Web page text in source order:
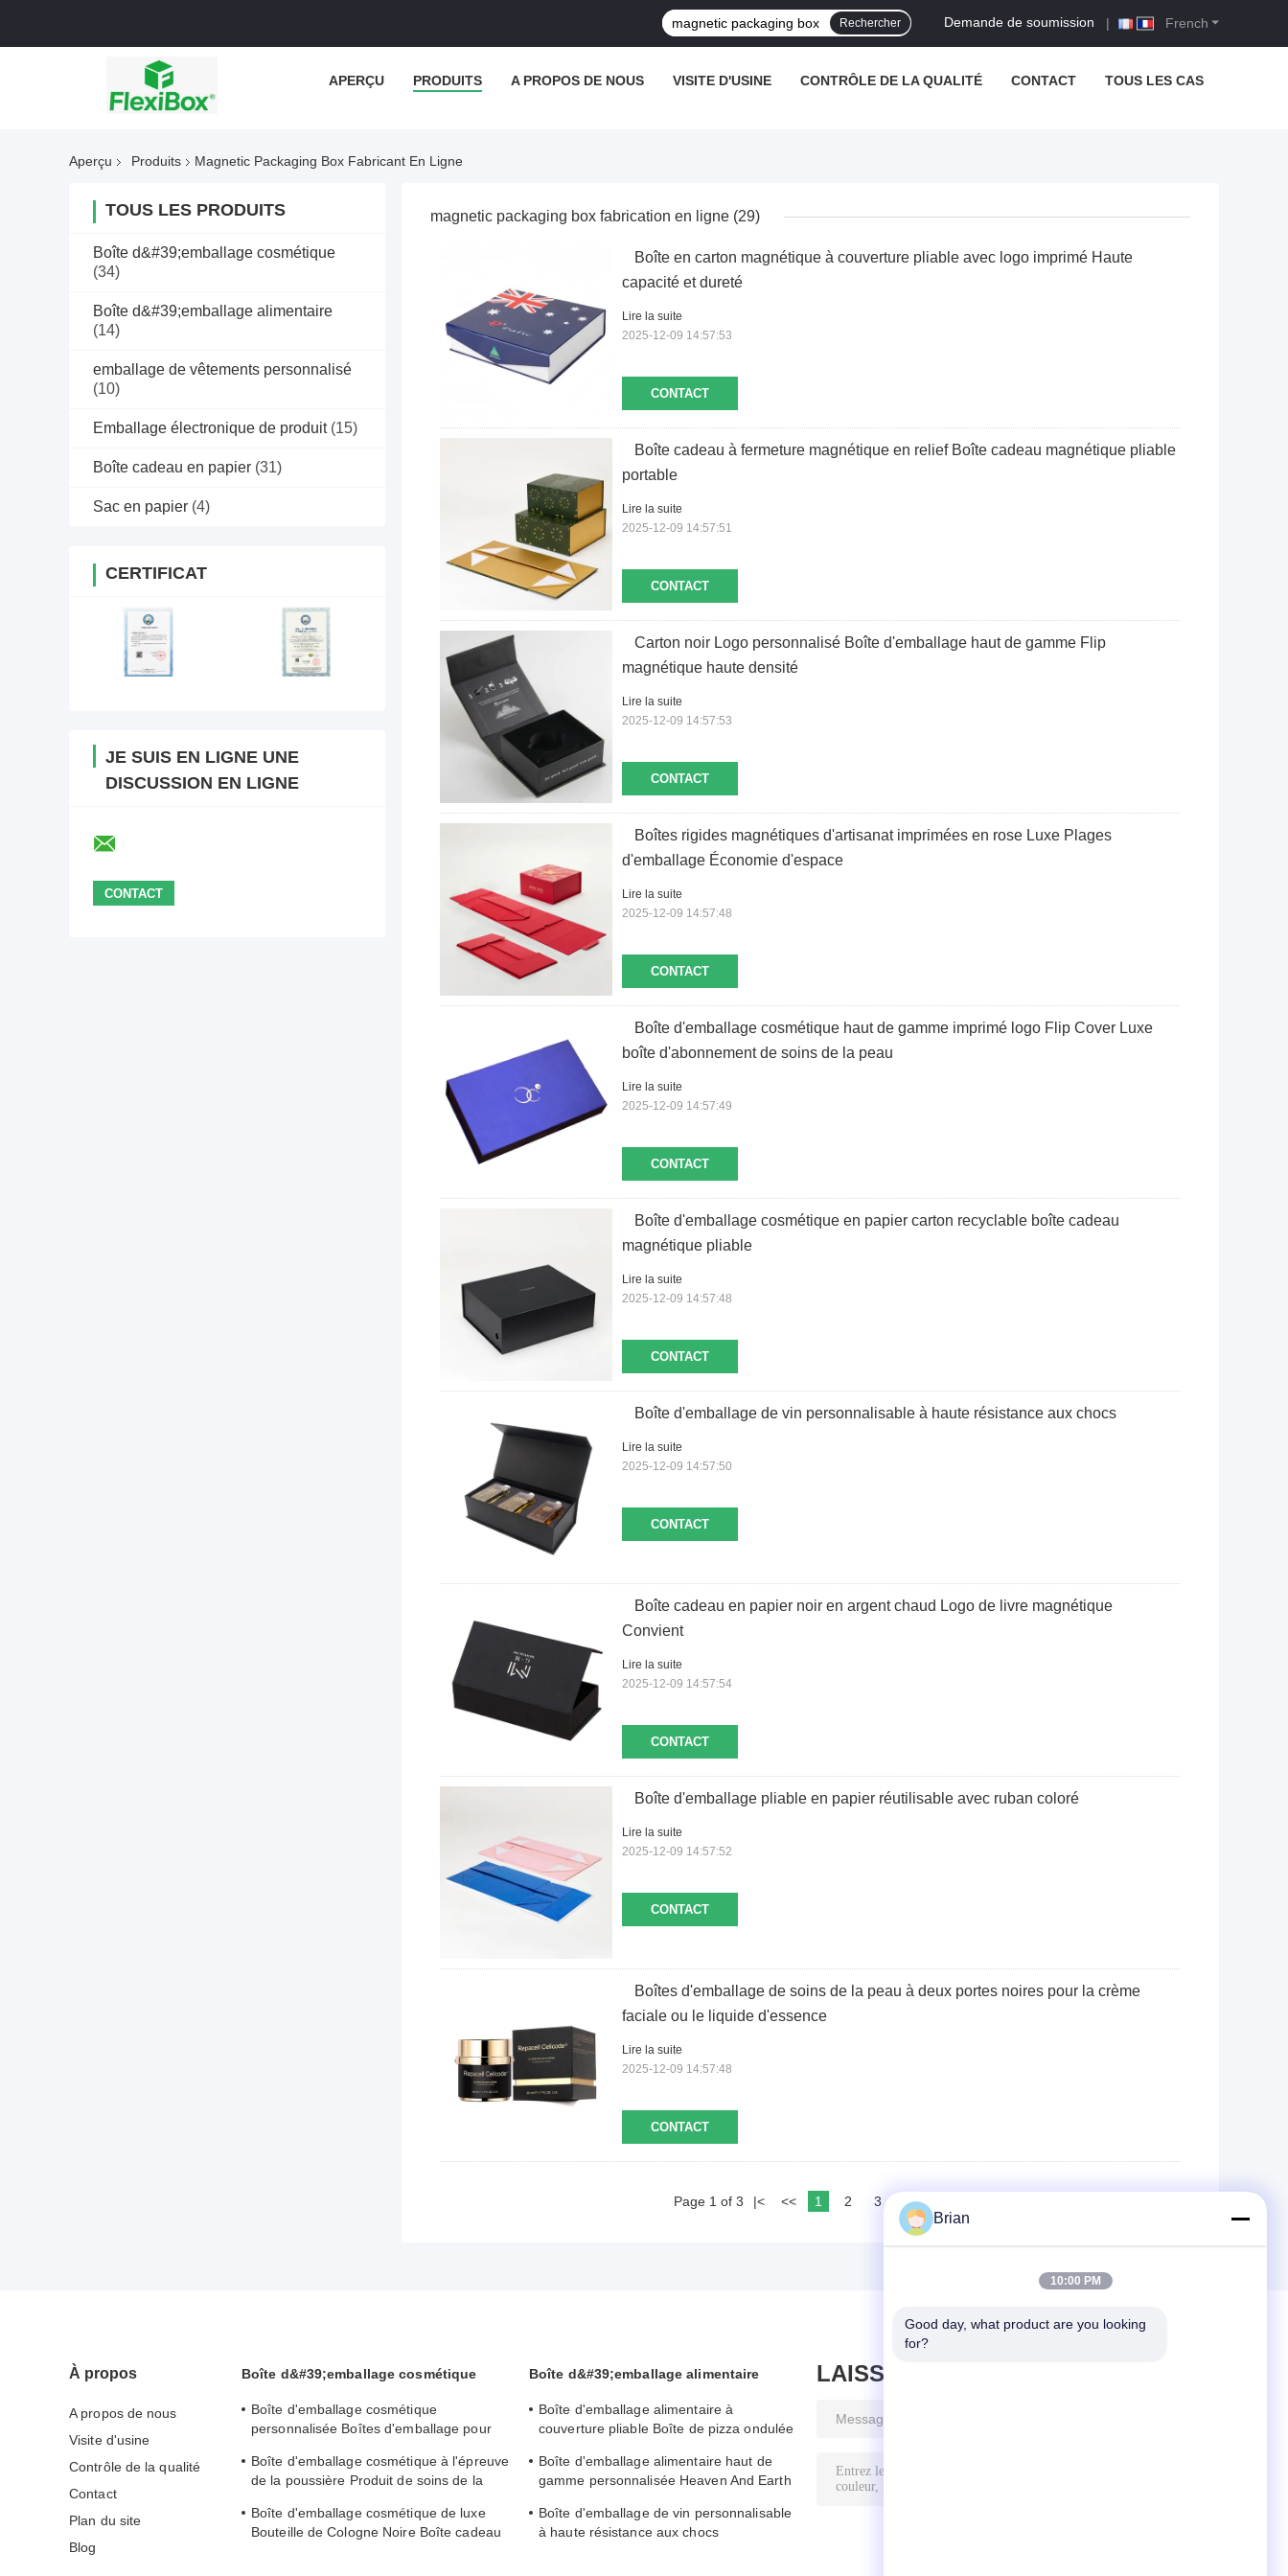
French
Demande de soumission |
Rechercher
APERÇU PRODUITS A PROPOS DE NOUS VISITE D'USINE CONTRÔLE DE LA QUALITÉ CONTACT TOUS LES CAS
Aperçu Produits Magnetic Packaging Box Fabricant En Ligne
TOUS LES PRODUITS
Boîte d&#39;emballage cosmétique
(34)
Boîte d&#39;emballage alimentaire
(14)
emballage de vêtements personnalisé
(10)
Emballage électronique de produit (15)
Boîte cadeau en papier (31)
Sac en papier (4)
CERTIFICAT
JE SUIS EN LIGNE UNE
DISCUSSION EN LIGNE
magnetic packaging box fabrication en ligne (29)
Boîte en carton magnétique à couverture pliable avec logo imprimé Haute
capacité et dureté
CONTACT
Lire la suite
2025-12-09 14:57:53
Boîte cadeau à fermeture magnétique en relief Boîte cadeau magnétique pliable
portable
CONTACT
Lire la suite
2025-12-09 14:57:51
Carton noir Logo personnalisé Boîte d'emballage haut de gamme Flip
magnétique haute densité
CONTACT
Lire la suite
2025-12-09 14:57:53
Boîtes rigides magnétiques d'artisanat imprimées en rose Luxe Plages
d'emballage Économie d'espace
CONTACT
Lire la suite
2025-12-09 14:57:48
Boîte d'emballage cosmétique haut de gamme imprimé logo Flip Cover Luxe
boîte d'abonnement de soins de la peau
CONTACT
Lire la suite
2025-12-09 14:57:49
Boîte d'emballage cosmétique en papier carton recyclable boîte cadeau
magnétique pliable
CONTACT
Lire la suite
2025-12-09 14:57:48
Boîte d'emballage de vin personnalisable à haute résistance aux chocs
CONTACT
Lire la suite
2025-12-09 14:57:50
Boîte cadeau en papier noir en argent chaud Logo de livre magnétique
Convient
CONTACT
Lire la suite
2025-12-09 14:57:54
Boîte d'emballage pliable en papier réutilisable avec ruban coloré
CONTACT
Lire la suite
2025-12-09 14:57:52
Boîtes d'emballage de soins de la peau à deux portes noires pour la crème
faciale ou le liquide d'essence
CONTACT
Lire la suite
2025-12-09 14:57:48
Page 1 of 3 |< << 1 2 3 >>
À propos
A propos de nous
Visite d'usine
Contrôle de la qualité
Contact
Plan du site
Blog
Boîte d&#39;emballage cosmétique
Boîte d'emballage cosmétique
personnalisée Boîtes d'emballage pour
estampillé en or
Boîte d'emballage cosmétique à l'épreuve
de la poussière Produit de soins de la
stockage sûr
Boîte d'emballage cosmétique de luxe
Bouteille de Cologne Noire Boîte cadeau
Boîte d&#39;emballage alimentaire
Boîte d'emballage alimentaire à
couverture pliable Boîte de pizza ondulée
Boîte d'emballage alimentaire haut de
gamme personnalisée Heaven And Earth
Boîte d'emballage de vin personnalisable
à haute résistance aux chocs
LAISSEZ UN MESSAGE
Brian
10:00 PM
Good day, what product are you looking
for?